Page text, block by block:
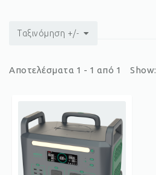
Ταξινόμηση +/-
Αποτελέσματα 1 - 1 από 1 Show: